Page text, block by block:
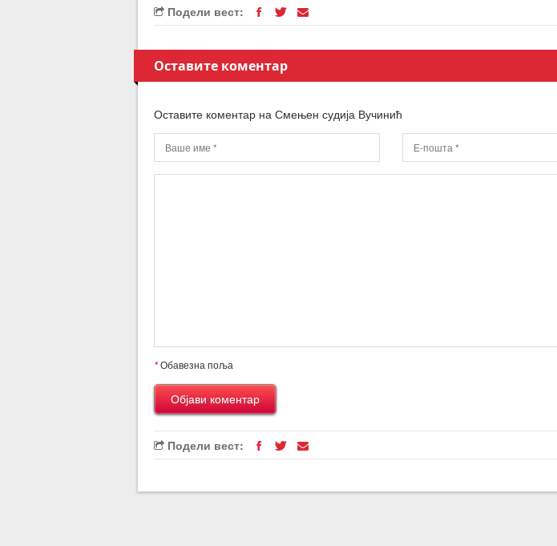
Подели вест:
Оставите коментар
Оставите коментар на Смењен судија Вучинић
*Обавезна поља
Подели вест: